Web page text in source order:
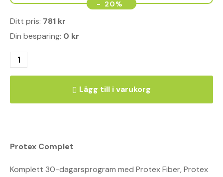
- 20%
Ditt pris: 781 kr
Din besparing: 0 kr
Lägg till i varukorg
Protex Complet
Komplett 30-dagarsprogram med Protex Fiber, Protex